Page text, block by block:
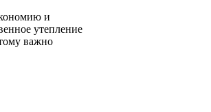
и
утепление
важно